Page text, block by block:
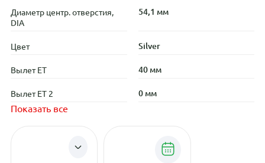
Диаметр центр. отверстия,
DIA
54,1 мм
Цвет Silver
Вылет ET 40 мм
Вылет ET 2 0 мм
Показать все